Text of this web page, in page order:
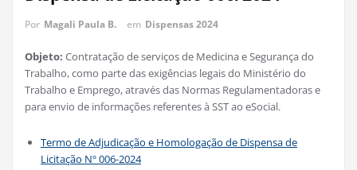
Por Magali Paula B. em Dispensas 2024
Objeto: Contratação de serviços de Medicina e Segurança do
Trabalho, como parte das exigências legais do Ministério do
Trabalho e Emprego, através das Normas Regulamentadoras e
para envio de informações referentes à SST ao eSocial.
Termo de Adjudicação e Homologação de Dispensa de
Licitação Nº 006-2024